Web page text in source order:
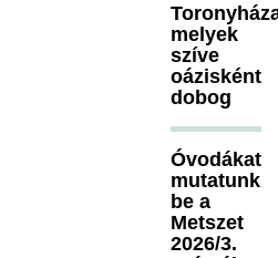
melyek
szíve
oázisként
dobog
Óvodákat
mutatunk
be a
Metszet
2026/3.